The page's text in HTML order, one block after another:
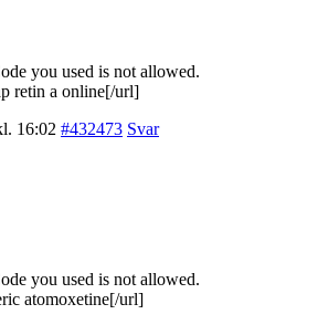
you used is not allowed.
retin a online[/url]
16:02 #432473 Svar
you used is not allowed.
atomoxetine[/url]